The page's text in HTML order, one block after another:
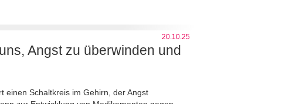
20.10.25
Angst zu überwinden und
einen Schaltkreis im Gehirn, der Angst